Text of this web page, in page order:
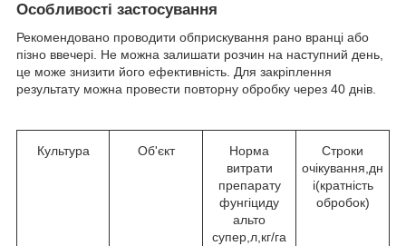
Особливості застосування
Рекомендовано проводити обприскування рано вранці або
пізно ввечері. Не можна залишати розчин на наступний день,
це може знизити його ефективність. Для закріплення
результату можна провести повторну обробку через 40 днів.
Культура Об'єкт
Норма
витрати
препарату
фунгіциду
альто
супер,л,кг/га
Строки
очікування,дн
і(кратність
обробок)